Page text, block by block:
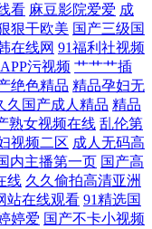
慰自拍 AV性爱在线 国产
院AV 午夜成人AV影院
网站 在线国产三级片 操
狠狠色97 欧美色图p 91
友视频 99草草草 97操人
看 麻豆影院爱爱 成
狠干欧美 国产三级国
在线网 91福利社视频
污视频 艹艹艹插
绝色精品 精品孕妇无
久国产成人精品 精品
熟女视频在线 乱伦第
视频二区 成人无码高
内主播第一页 国产高
线 久久偷拍高清亚洲
站在线观看 91精选国
婷爱 国产不卡小视频